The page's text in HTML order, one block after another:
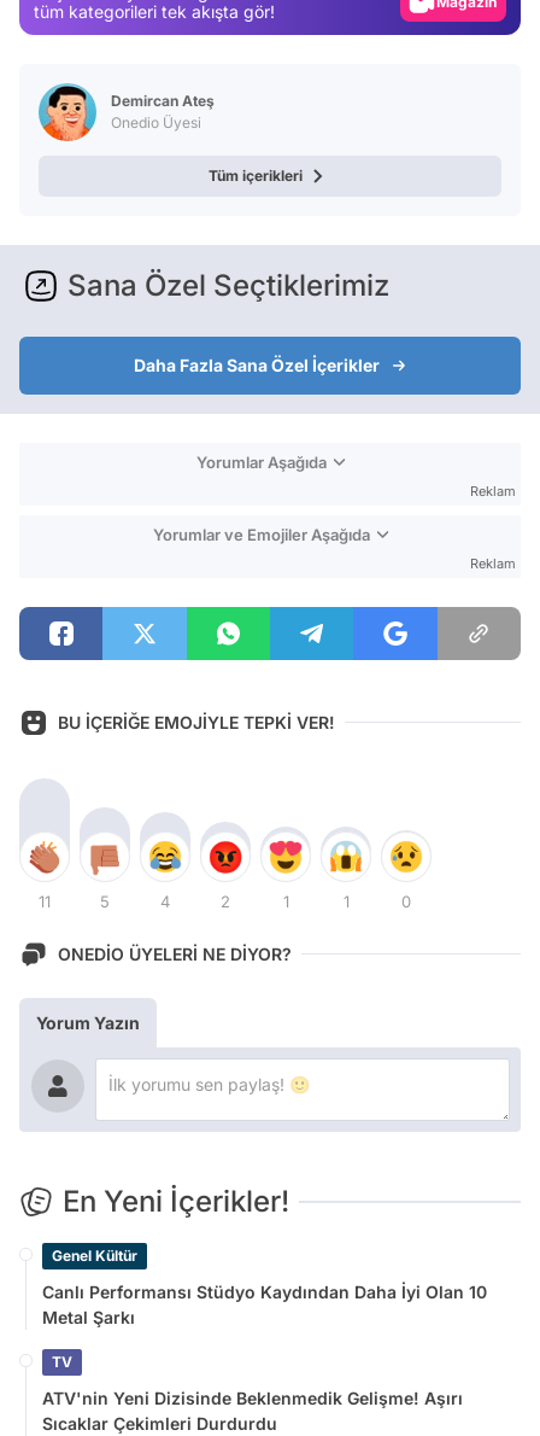
tüm kategorileri tek akışta gör!
Demircan Ateş
Onedio Üyesi
Tüm içerikleri
Sana Özel Seçtiklerimiz
Daha Fazla Sana Özel İçerikler
Yorumlar Aşağıda
Reklam
Yorumlar ve Emojiler Aşağıda
Reklam
BU İÇERİĞE EMOJİYLE TEPKİ VER!
11 5 4 2 1 1 0
ONEDİO ÜYELERİ NE DİYOR?
Yorum Yazın
En Yeni İçerikler!
Genel Kültür
Canlı Performansı Stüdyo Kaydından Daha İyi Olan 10
Metal Şarkı
TV
ATV'nin Yeni Dizisinde Beklenmedik Gelişme! Aşırı
Sıcaklar Çekimleri Durdurdu